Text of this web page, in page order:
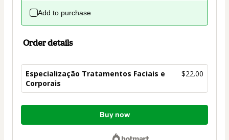
Add to purchase
Order details
Especialização Tratamentos Faciais e
Corporais
$22.00
Total
Buy now